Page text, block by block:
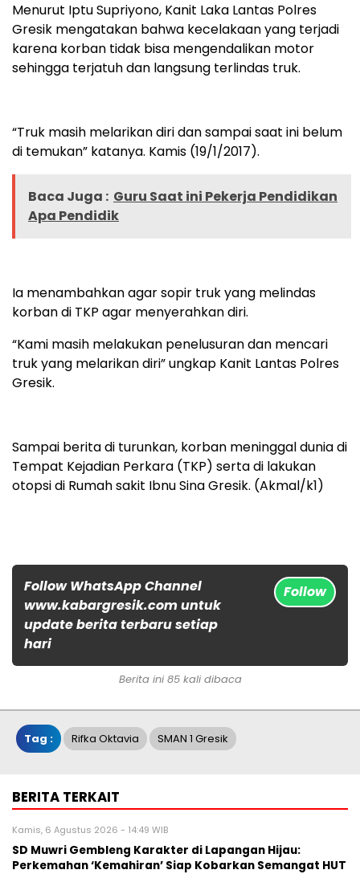
Menurut Iptu Supriyono, Kanit Laka Lantas Polres
Gresik mengatakan bahwa kecelakaan yang terjadi
karena korban tidak bisa mengendalikan motor
sehingga terjatuh dan langsung terlindas truk.
“Truk masih melarikan diri dan sampai saat ini belum
di temukan” katanya. Kamis (19/1/2017).
Baca Juga : Guru Saat ini Pekerja Pendidikan
Apa Pendidik
Ia menambahkan agar sopir truk yang melindas
korban di TKP agar menyerahkan diri.
“Kami masih melakukan penelusuran dan mencari
truk yang melarikan diri” ungkap Kanit Lantas Polres
Gresik.
Sampai berita di turunkan, korban meninggal dunia di
Tempat Kejadian Perkara (TKP) serta di lakukan
otopsi di Rumah sakit Ibnu Sina Gresik. (Akmal/k1)
Follow WhatsApp Channel
www.kabargresik.com untuk
update berita terbaru setiap
hari
Follow
Berita ini 85 kali dibaca
Tag : Rifka Oktavia SMAN 1 Gresik
BERITA TERKAIT
Kamis, 6 Agustus 2026 - 14:49 WIB
SD Muwri Gembleng Karakter di Lapangan Hijau:
Perkemahan ‘Kemahiran’ Siap Kobarkan Semangat HUT